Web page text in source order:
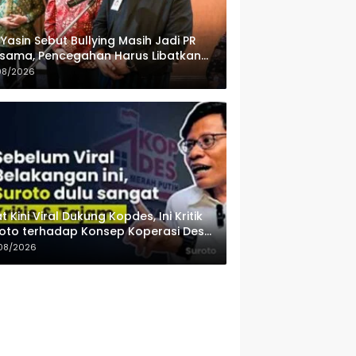
Sebut Bullying Masih Jadi PR
Pencegahan Harus Libatkan
hingga Pesantren
2026
Kini Viral Dukung Kopdes, Ini Kritik
terhadap Konsep Koperasi Desa
Putih
2026